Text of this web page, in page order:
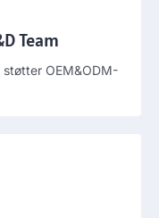
Team
OEM&ODM-